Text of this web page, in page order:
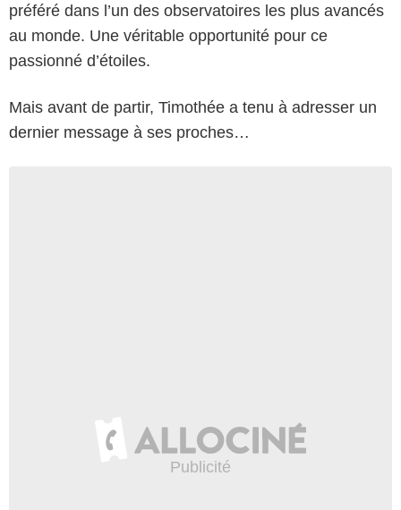
préféré dans l’un des observatoires les plus avancés
au monde. Une véritable opportunité pour ce
passionné d’étoiles.
Mais avant de partir, Timothée a tenu à adresser un
dernier message à ses proches…